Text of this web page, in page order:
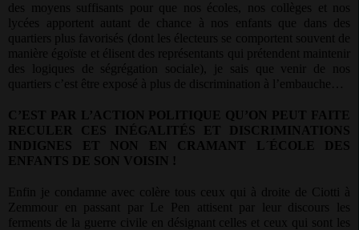
des moyens suffisants pour que nos écoles, nos collèges et nos
lycées apportent autant de chance à nos enfants que dans des
quartiers plus favorisés (dont les électeurs se comportent souvent de
manière égoïste et élisent des représentants qui prétendent maintenir
des logiques de ségrégation sociale), je sais que venir de nos
quartiers c’est être exposé à plus de discrimination à l’embauche…
C’EST PAR L’ACTION POLITIQUE QU’ON PEUT FAITE
RECULER CES INÉGALITÉS ET DISCRIMINATIONS
INDIGNES ET NON EN CRAMANT L´ÉCOLE DES
ENFANTS DE SON VOISIN !
Enfin je condamne avec colère tous ceux qui à droite de Ciotti à
Zemmour en passant par Le Pen attisent par leur discours les
ferments de la guerre civile en désignant celles et ceux qui sont les